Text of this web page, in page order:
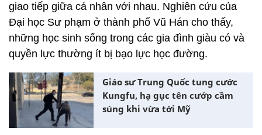
giao tiếp giữa cá nhân với nhau. Nghiên cứu của
Đại học Sư phạm ở thành phố Vũ Hán cho thấy,
những học sinh sống trong các gia đình giàu có và
quyền lực thường ít bị bạo lực học đường.
Giáo sư Trung Quốc tung cước
Kungfu, hạ gục tên cướp cầm
súng khi vừa tới Mỹ